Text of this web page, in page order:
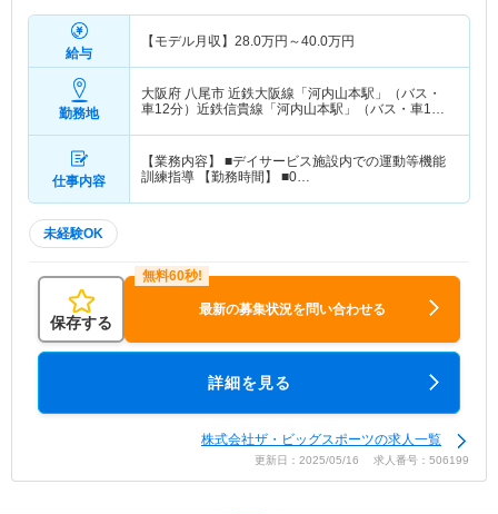
給与
【モデル月収】 28.0万円～40.0万円
勤務地
大阪府 八尾市 近鉄大阪線「河内山本駅」（バス・
車12分）近鉄信貴線「河内山本駅」（バス・車12
仕事内容
【業務内容】 ■デイサービス施設内での運動等機能
訓練指導 【勤務時間】 ■0…
未経験OK
保存する
最新の募集状況を問い合わせる
詳細を見る
株式会社ザ・ビッグスポーツの求人一覧
更新日：2025/05/16 求人番号：506199